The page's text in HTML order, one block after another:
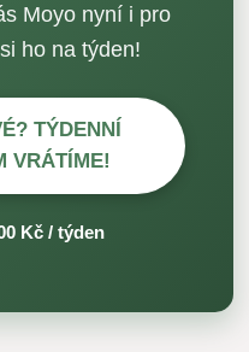
Moyo nyní i pro
ho na týden!
TÝDENNÍ
VRÁTÍME!
Kč / týden